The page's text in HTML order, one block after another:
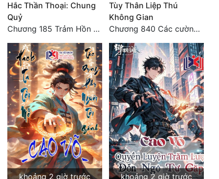
Hắc Thần Thoại: Chung
Quỷ
Chương 185 Trảm Hồn Đao Cơ Trương Ngưng Dao
Tùy Thân Liệp Thú
Không Gian
Chương 840 Các cường giả Hằng Tinh cấp khác đâu?
khoảng 2 giờ trước
khoảng 2 giờ trước